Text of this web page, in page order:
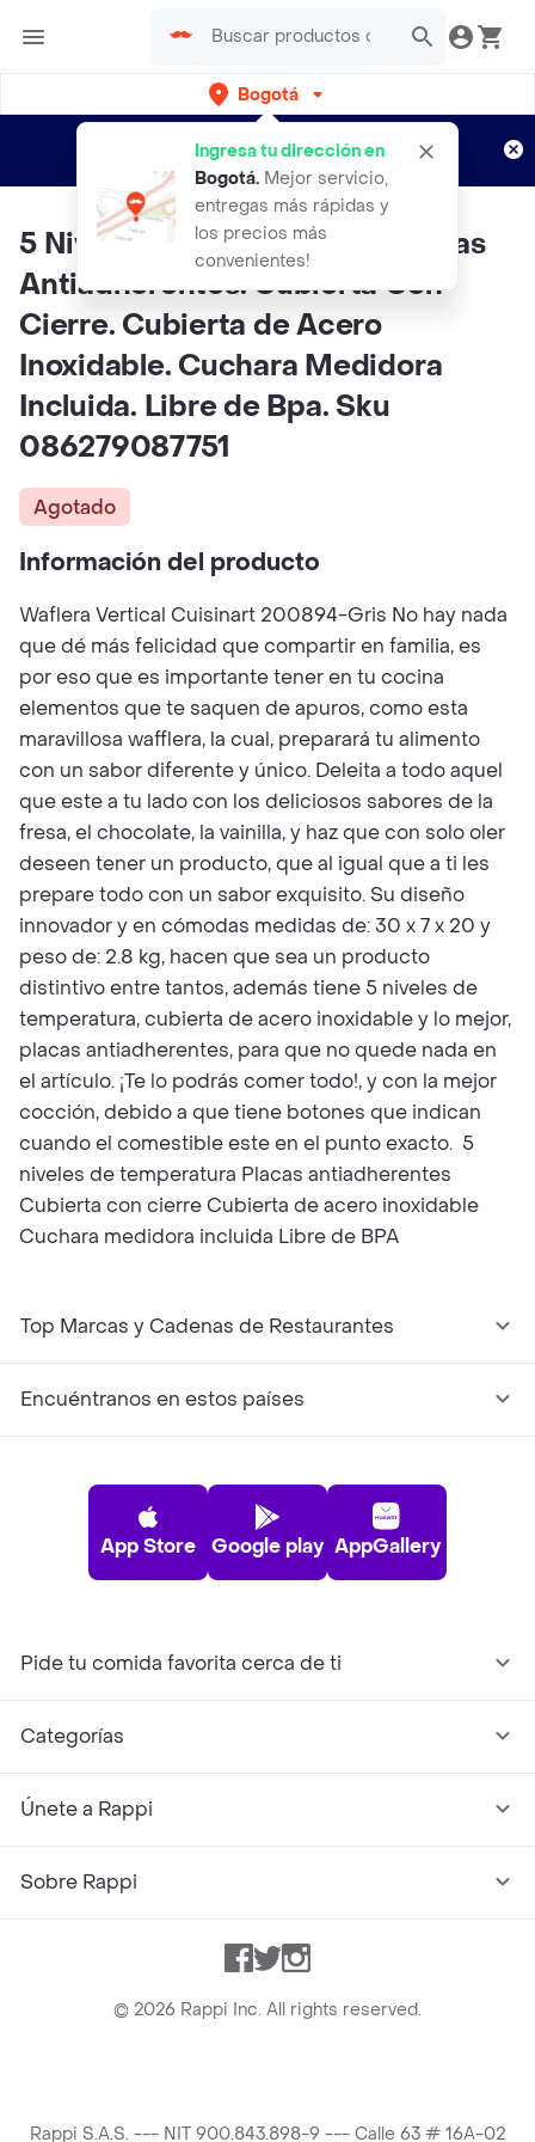
Bogotá
Ingresa tu dirección en
Bogotá. Mejor servicio,
entregas más rápidas y
los precios más
convenientes!
envíos gratis por semanas
Aplican TyC
5 Niveles de Temperatura. Placas
Antiadherentes. Cubierta Con
Cierre. Cubierta de Acero
Inoxidable. Cuchara Medidora
Incluida. Libre de Bpa. Sku
086279087751
Agotado
Información del producto
Waflera Vertical Cuisinart 200894-Gris No hay nada
que dé más felicidad que compartir en familia, es
por eso que es importante tener en tu cocina
elementos que te saquen de apuros, como esta
maravillosa wafflera, la cual, preparará tu alimento
con un sabor diferente y único. Deleita a todo aquel
que este a tu lado con los deliciosos sabores de la
fresa, el chocolate, la vainilla, y haz que con solo oler
deseen tener un producto, que al igual que a ti les
prepare todo con un sabor exquisito. Su diseño
innovador y en cómodas medidas de: 30 x 7 x 20 y
peso de: 2.8 kg, hacen que sea un producto
distintivo entre tantos, además tiene 5 niveles de
temperatura, cubierta de acero inoxidable y lo mejor,
placas antiadherentes, para que no quede nada en
el artículo. ¡Te lo podrás comer todo!, y con la mejor
cocción, debido a que tiene botones que indican
cuando el comestible este en el punto exacto. 5
niveles de temperatura Placas antiadherentes
Cubierta con cierre Cubierta de acero inoxidable
Cuchara medidora incluida Libre de BPA
Top Marcas y Cadenas de Restaurantes
Encuéntranos en estos países
App Store Google play AppGallery
Pide tu comida favorita cerca de ti
Categorías
Únete a Rappi
Sobre Rappi
Facebook
TwitterInstagram
© 2026 Rappi Inc. All rights reserved.
Rappi S.A.S. --- NIT 900.843.898-9 --- Calle 63 # 16A-02